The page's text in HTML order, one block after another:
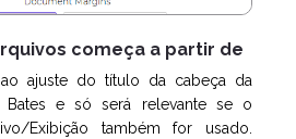
começa a partir de
ajuste do título da cabeça da
Bates e só será relevante se o
Exibição também for usado.